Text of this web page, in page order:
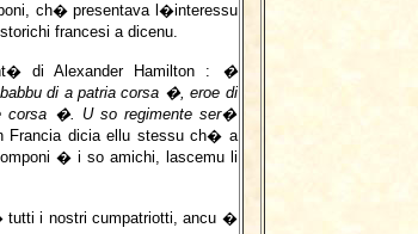
ch� presentava l�interessu
francesi a dicenu.
di Alexander Hamilton : �
di a patria corsa �, eroe di
corsa �. U so regimente ser�
Francia dicia ellu stessu ch� a
� i so amichi, lascemu li
i nostri cumpatriotti, ancu �